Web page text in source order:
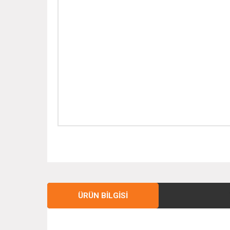
ÜRÜN BILGISI